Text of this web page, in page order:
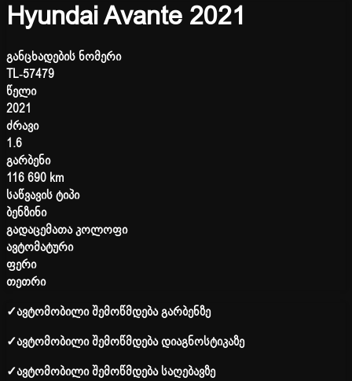
Hyundai Avante 2021
განცხადების ნომერი
TL-57479
წელი
2021
ძრავი
1.6
გარბენი
116 690 km
საწვავის ტიპი
ბენზინი
გადაცემათა კოლოფი
ავტომატური
ფერი
თეთრი
✓ავტომობილი შემოწმდება გარბენზე
✓ავტომობილი შემოწმდება დიაგნოსტიკაზე
✓ავტომობილი შემოწმდება საღებავზე